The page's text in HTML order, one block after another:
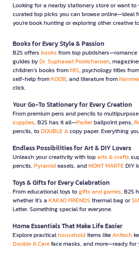
Looking for a nearby stationery store or want to
curated top picks you can browse online—ideal
you're book hunting or exploring other creative
Books for Every Style & Passion
B2S offers books from top publishers—romance
guides byDr. Suphawat Pookcharoen,
children’s books fromMIS, psychology titles from
self-help fromKOOB, and literature from
click.
Your Go-To Stationery for Every Creation
From premium pens and pencils to multipurpose
supplies, B2S has it all—Parkerballpoint pens,
pencils, toDOUBLE Acopy paper. Everything
Endless Possibilities for Art & DIY Lovers
Unleash your creativity with toparts & crafts
pencils, Pyramideasels, andMONT MARTEDIY
Toys & Gifts for Every Celebration
From educational toys togifts and games, B2S
whether it’s a KAKAO FRIENDS thermal bag or
Letter. Something special for everyone.
Home Essentials That Make Life Easier
Explore practicalhouseholditems likeAnitech
Double A Careface masks, and more—ready for